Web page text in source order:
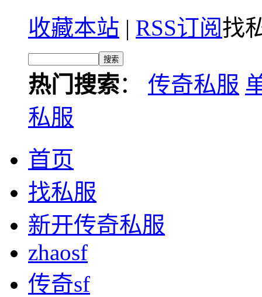
收藏本站 | RSS订阅找
热门搜索： 传奇私服
私服
首页
找私服
新开传奇私服
zhaosf
传奇sf